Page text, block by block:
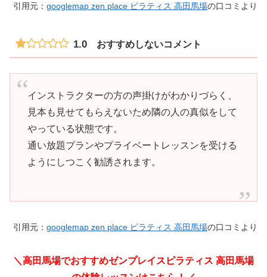
引用元： googlemap zen place ピラティス 高田馬場の口コミより
1.0おすすめしないコメント
インストラクターの方の声掛けがわかりづらく、
見本も見せてもらえないため隣の人の真似をして
やっている状態です。
通い放題プランやプライベートレッスンを受ける
ようにしつこく勧誘されます。
引用元： googlemap zen place ピラティス 高田馬場の口コミより
＼高田馬場でおすすめゼンプレイスピラティス 高田馬場